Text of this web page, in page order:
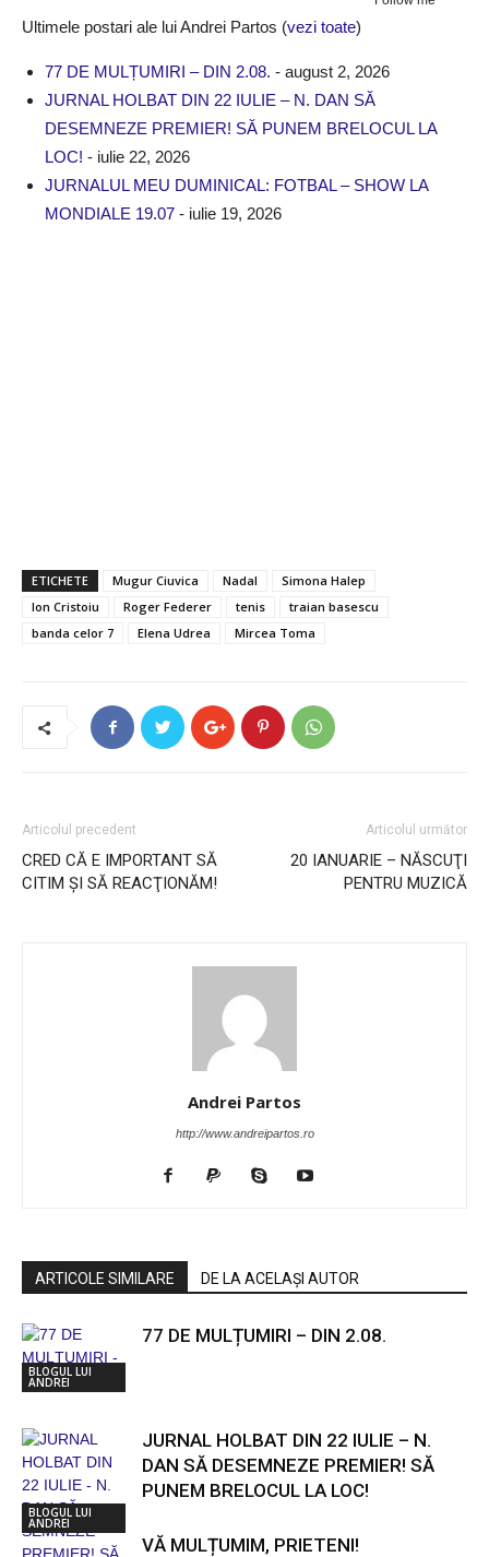
Ultimele postari ale lui Andrei Partos (vezi toate)
77 DE MULȚUMIRI – DIN 2.08. - august 2, 2026
JURNAL HOLBAT DIN 22 IULIE – N. DAN SĂ
DESEMNEZE PREMIER! SĂ PUNEM BRELOCUL LA
LOC! - iulie 22, 2026
JURNALUL MEU DUMINICAL: FOTBAL – SHOW LA
MONDIALE 19.07 - iulie 19, 2026
ETICHETE Mugur Ciuvica Nadal
Simona Halep
Ion Cristoiu
Roger Federer tenis
traian basescu
banda celor 7
Elena Udrea Mircea Toma
Articolul precedent
CRED CĂ E IMPORTANT SĂ
CITIM ŞI SĂ REACŢIONĂM!
Articolul următor
20 IANUARIE – NĂSCUŢI
PENTRU MUZICĂ
Andrei Partos
http://www.andreipartos.ro
ARTICOLE SIMILARE DE LA ACELAȘI AUTOR
BLOGUL LUI
ANDREI
77 DE MULȚUMIRI – DIN 2.08.
JURNAL HOLBAT DIN 22 IULIE – N.
DAN SĂ DESEMNEZE PREMIER! SĂ
PUNEM BRELOCUL LA LOC!
BLOGUL LUI
ANDREI
VĂ MULȚUMIM, PRIETENI!